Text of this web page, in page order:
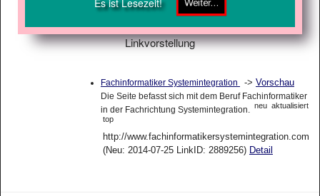
Es ist Lesezeit!
Linkvorstellung
Fachinformatiker Systemintegration -> Vorschau
Die Seite befasst sich mit dem Beruf Fachinformatiker
in der Fachrichtung Systemintegration. neu aktualisiert
top
http://www.fachinformatikersystemintegration.com
(Neu: 2014-07-25 LinkID: 2889256) Detail